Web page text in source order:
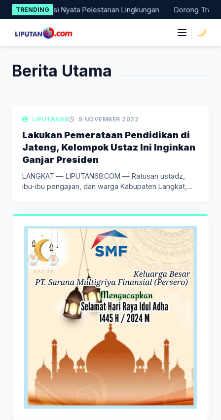
Skip
to
content
TRENDING
Lakukan Aksi Nyata Pelestarian Lingkungan Dorong
Berita Utama
LIPUTAN DAERAH
LIPUTAN68 9 NOVEMBER 2022
Lakukan Pemerataan Pendidikan di
Jateng, Kelompok Ustaz Ini Inginkan
Ganjar Presiden
LANGKAT — LIPUTAN68.COM — Ratusan ustadz,
ibu-ibu pengajian, dan warga Kabupaten Langkat,…